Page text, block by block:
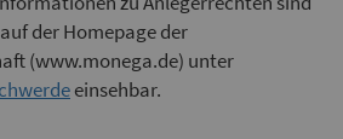
der Homepage der
(www.monega.de) unter
einsehbar.